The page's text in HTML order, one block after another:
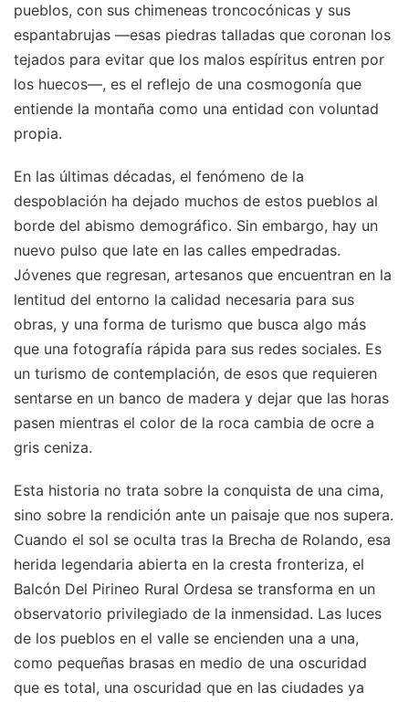
pueblos, con sus chimeneas troncocónicas y sus
espantabrujas —esas piedras talladas que coronan los
tejados para evitar que los malos espíritus entren por
los huecos—, es el reflejo de una cosmogonía que
entiende la montaña como una entidad con voluntad
propia.
En las últimas décadas, el fenómeno de la
despoblación ha dejado muchos de estos pueblos al
borde del abismo demográfico. Sin embargo, hay un
nuevo pulso que late en las calles empedradas.
Jóvenes que regresan, artesanos que encuentran en la
lentitud del entorno la calidad necesaria para sus
obras, y una forma de turismo que busca algo más
que una fotografía rápida para sus redes sociales. Es
un turismo de contemplación, de esos que requieren
sentarse en un banco de madera y dejar que las horas
pasen mientras el color de la roca cambia de ocre a
gris ceniza.
Esta historia no trata sobre la conquista de una cima,
sino sobre la rendición ante un paisaje que nos supera.
Cuando el sol se oculta tras la Brecha de Rolando, esa
herida legendaria abierta en la cresta fronteriza, el
Balcón Del Pirineo Rural Ordesa se transforma en un
observatorio privilegiado de la inmensidad. Las luces
de los pueblos en el valle se encienden una a una,
como pequeñas brasas en medio de una oscuridad
que es total, una oscuridad que en las ciudades ya